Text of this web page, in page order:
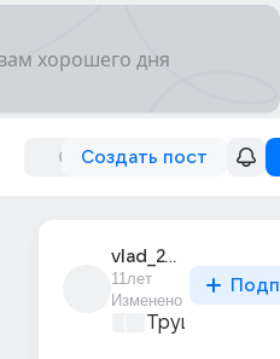
Создать пост
vlad_24469
11лет
Изменено
Трушный